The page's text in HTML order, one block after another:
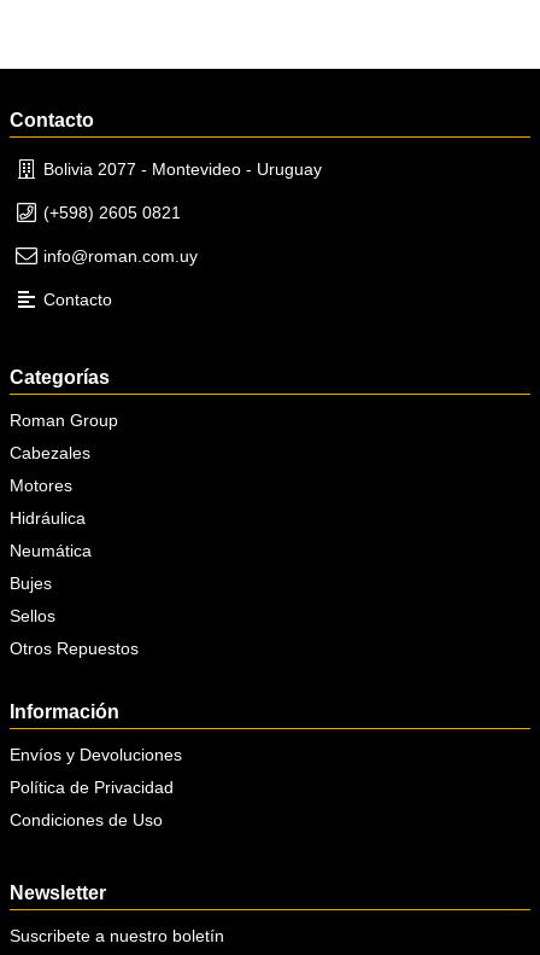
Contacto
Bolivia 2077 - Montevideo - Uruguay
(+598) 2605 0821
info@roman.com.uy
Contacto
Categorías
Roman Group
Cabezales
Motores
Hidráulica
Neumática
Bujes
Sellos
Otros Repuestos
Información
Envíos y Devoluciones
Política de Privacidad
Condiciones de Uso
Newsletter
Suscribete a nuestro boletín